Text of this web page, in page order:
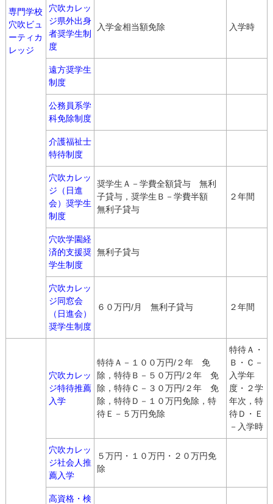
専門学校
穴吹ビュ
ーティカ
レッジ
穴吹カレッ
ジ県外出身
者奨学生制
度
入学金相当額免除 入学時
遠方奨学生
制度
公務員系学
科免除制度
介護福祉士
特待制度
穴吹カレッ
ジ（日進
会）奨学生
制度
奨学生Ａ－学費全額貸与 無利
子貸与，奨学生Ｂ－学費半額
無利子貸与
２年間
穴吹学園経
済的支援奨
学生制度
無利子貸与
穴吹カレッ
ジ同窓会
（日進会）
奨学生制度
６０万円/月 無利子貸与 ２年間
穴吹カレッ
ジ特待推薦
入学
特待Ａ－１００万円/２年 免
除，特待Ｂ－５０万円/２年 免
除，特待Ｃ－３０万円/２年 免
除，特待Ｄ－１０万円免除，特
待Ｅ－５万円免除
特待Ａ・
Ｂ・Ｃ－
入学年
度・２学
年次，特
待Ｄ・Ｅ
－入学時
穴吹カレッ
ジ社会人推
薦入学
５万円・１０万円・２０万円免
除
高資格・検